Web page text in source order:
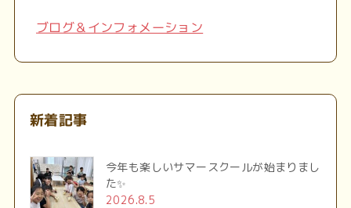
ブログ＆インフォメーション
新着記事
今年も楽しいサマースクールが始まりまし
た✨
2026.8.5